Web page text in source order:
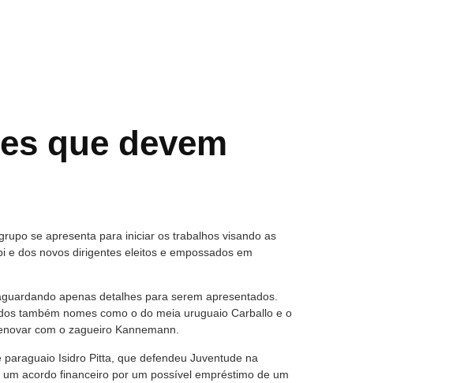
que devem
se apresenta para iniciar os trabalhos visando as
e dos novos dirigentes eleitos e empossados em
apenas detalhes para serem apresentados.
também nomes como o do meia uruguaio Carballo e o
com o zagueiro Kannemann.
Isidro Pitta, que defendeu Juventude na
acordo financeiro por um possível empréstimo de um